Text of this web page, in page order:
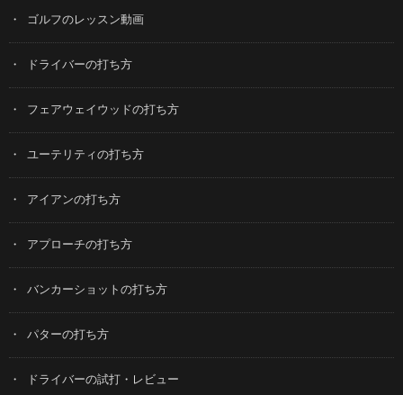
ゴルフのレッスン動画
ドライバーの打ち方
フェアウェイウッドの打ち方
ユーテリティの打ち方
アイアンの打ち方
アプローチの打ち方
バンカーショットの打ち方
パターの打ち方
ドライバーの試打・レビュー